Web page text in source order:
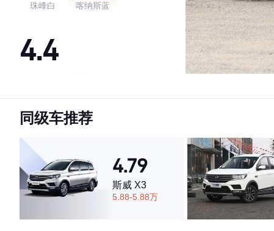
珠峰白 喀纳斯蓝
4.4
·内饰表现一般，低于56%同级车
·空间表现一般，低于54%同级车
同级车推荐
4.79
斯威 X3
5.88-5.88万